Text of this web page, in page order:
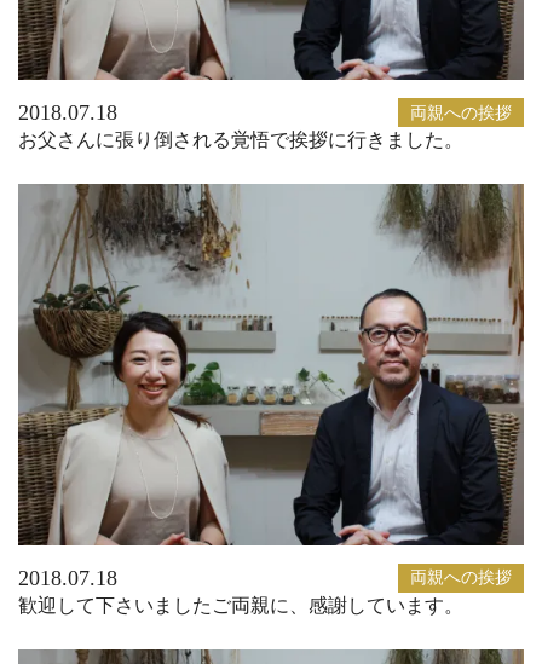
2018.07.18 両親への挨拶
お父さんに張り倒される覚悟で挨拶に行きました。
2018.07.18 両親への挨拶
歓迎して下さいましたご両親に、感謝しています。